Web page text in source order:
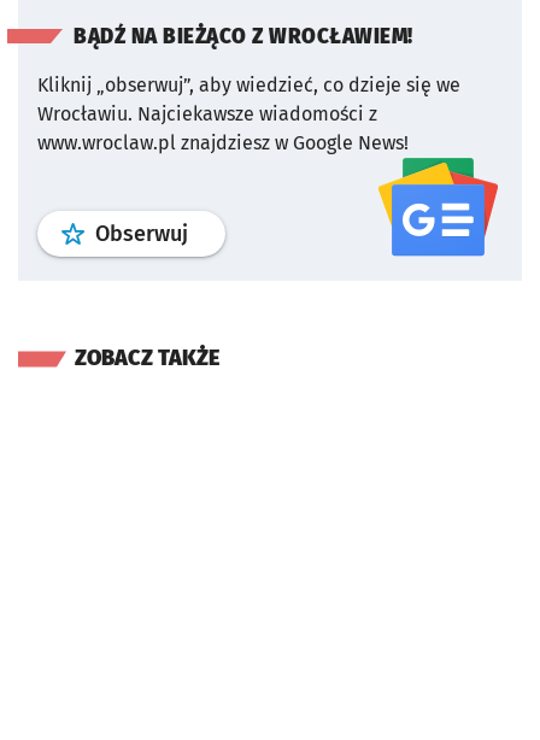
BĄDŹ NA BIEŻĄCO Z WROCŁAWIEM!
Kliknij „obserwuj”, aby wiedzieć, co dzieje się we
Wrocławiu. Najciekawsze wiadomości z
www.wroclaw.pl znajdziesz w Google News!
Obserwuj profil serwisu
ZOBACZ TAKŻE